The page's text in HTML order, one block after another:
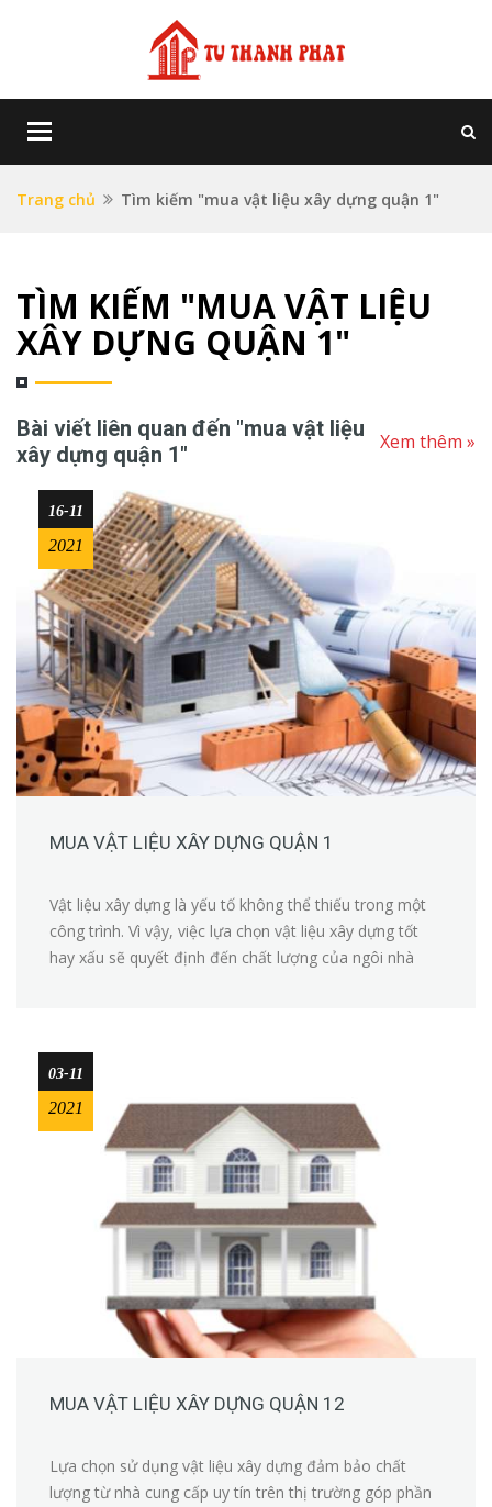
Toggle
Trang chủ Tìm kiếm "mua vật liệu xây dựng quận 1"
TÌM KIẾM "MUA VẬT LIỆU
XÂY DỰNG QUẬN 1"
Bài viết liên quan đến "mua vật liệu
xây dựng quận 1"
Xem thêm »
MUA VẬT LIỆU XÂY DỰNG QUẬN 1
16-11
2021
Vật liệu xây dựng là yếu tố không thể thiếu trong một
công trình. Vì vậy, việc lựa chọn vật liệu xây dựng tốt
hay xấu sẽ quyết định đến chất lượng của ngôi nhà
MUA VẬT LIỆU XÂY DỰNG QUẬN 12
03-11
2021
Lựa chọn sử dụng vật liệu xây dựng đảm bảo chất
lượng từ nhà cung cấp uy tín trên thị trường góp phần